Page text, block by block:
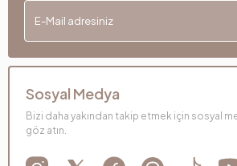
Sosyal Medya
Bizi daha yakından takip etmek için sosyal
göz atın.